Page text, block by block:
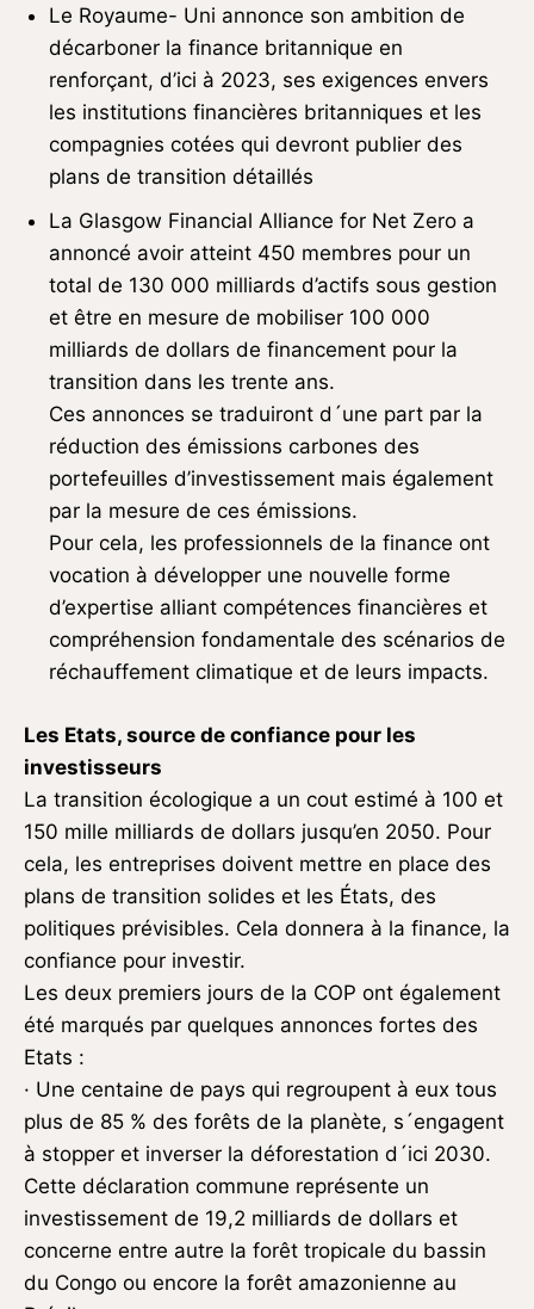
Le Royaume- Uni annonce son ambition de
décarboner la finance britannique en
renforçant, d’ici à 2023, ses exigences envers
les institutions financières britanniques et les
compagnies cotées qui devront publier des
plans de transition détaillés
La Glasgow Financial Alliance for Net Zero a
annoncé avoir atteint 450 membres pour un
total de 130 000 milliards d’actifs sous gestion
et être en mesure de mobiliser 100 000
milliards de dollars de financement pour la
transition dans les trente ans.
Ces annonces se traduiront d´une part par la
réduction des émissions carbones des
portefeuilles d’investissement mais également
par la mesure de ces émissions.
Pour cela, les professionnels de la finance ont
vocation à développer une nouvelle forme
d’expertise alliant compétences financières et
compréhension fondamentale des scénarios de
réchauffement climatique et de leurs impacts.
Les Etats, source de confiance pour les
investisseurs
La transition écologique a un cout estimé à 100 et
150 mille milliards de dollars jusqu’en 2050. Pour
cela, les entreprises doivent mettre en place des
plans de transition solides et les États, des
politiques prévisibles. Cela donnera à la finance, la
confiance pour investir.
Les deux premiers jours de la COP ont également
été marqués par quelques annonces fortes des
Etats :
· Une centaine de pays qui regroupent à eux tous
plus de 85 % des forêts de la planète, s´engagent
à stopper et inverser la déforestation d´ici 2030.
Cette déclaration commune représente un
investissement de 19,2 milliards de dollars et
concerne entre autre la forêt tropicale du bassin
du Congo ou encore la forêt amazonienne au